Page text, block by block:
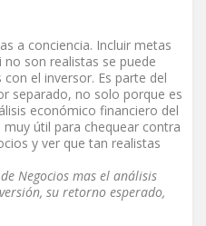
a conciencia. Incluir metas
son realistas se puede
el inversor. Es parte del
separado, no solo porque es
económico financiero del
útil para chequear contra
y ver que tan realistas
Negocios mas el análisis
su retorno esperado,